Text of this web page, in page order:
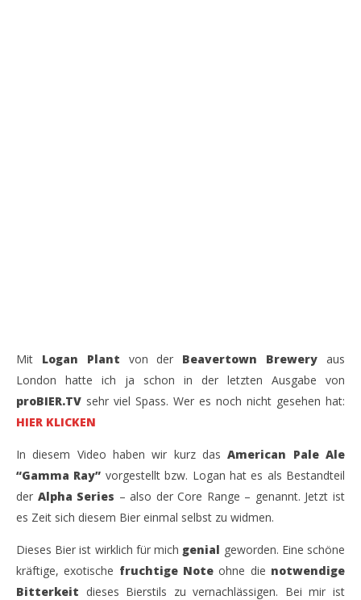
Mit Logan Plant von der Beavertown Brewery aus
London hatte ich ja schon in der letzten Ausgabe von
proBIER.TV sehr viel Spass. Wer es noch nicht gesehen hat:
HIER KLICKEN
In diesem Video haben wir kurz dasAmerican Pale Ale
“Gamma Ray” vorgestellt bzw. Logan hat es als Bestandteil
der Alpha Series – also der Core Range – genannt. Jetzt ist
es Zeit sich diesem Bier einmal selbst zu widmen.
Dieses Bier ist wirklich für mich genial geworden. Eine schöne
kräftige, exotische fruchtige Note ohne die notwendige
Bitterkeit dieses Bierstils zu vernachlässigen. Bei mir ist